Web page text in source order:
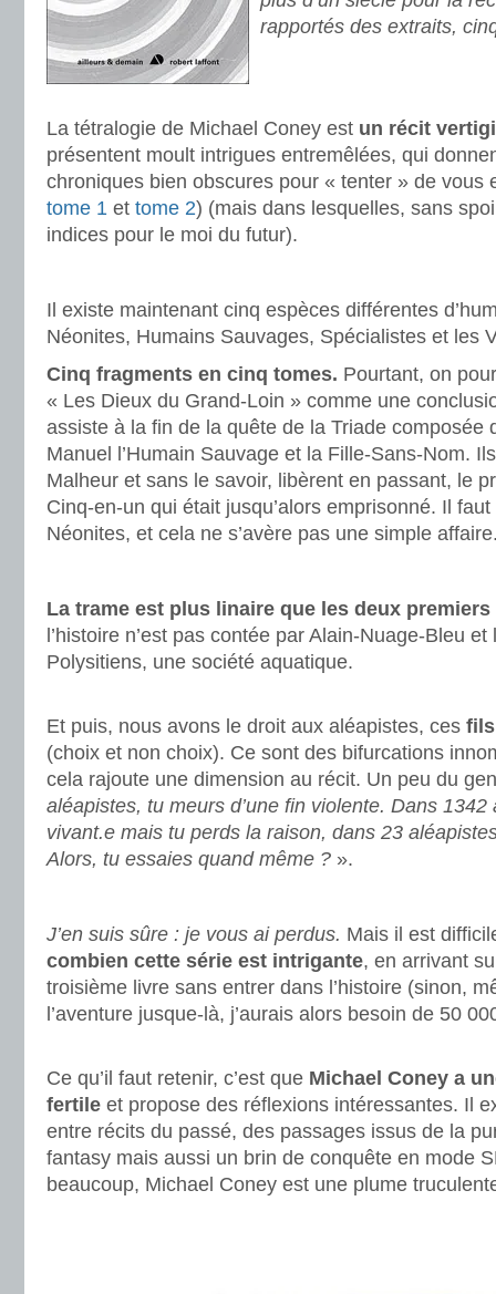
rapportés des extraits,
La tétralogie de Michael Coney est un récit
présentent moult intrigues entremêlées, qui
chroniques bien obscures pour « tenter » de vous
tome 1 et tome 2) (mais dans lesquelles, sans
indices pour le moi du futur).
Il existe maintenant cinq espèces différentes
Néonites, Humains Sauvages, Spécialistes et les
Cinq fragments en cinq tomes. Pourtant, on
« Les Dieux du Grand-Loin » comme une
assiste à la fin de la quête de la Triade composée
Manuel l’Humain Sauvage et la Fille-Sans-Nom.
Malheur et sans le savoir, libèrent en passant, le
Cinq-en-un qui était jusqu’alors emprisonné. Il
Néonites, et cela ne s’avère pas une simple
La trame est plus linaire que les deux
l’histoire n’est pas contée par Alain-Nuage-Bleu
Polysitiens, une société aquatique.
Et puis, nous avons le droit aux aléapistes, ces
(choix et non choix). Ce sont des bifurcations
cela rajoute une dimension au récit. Un peu du
aléapistes, tu meurs d’une fin violente. Dans
vivant.e mais tu perds la raison, dans 23
Alors, tu essaies quand même ? ».
J’en suis sûre : je vous ai perdus. Mais il est
combien cette série est intrigante, en arrivant
troisième livre sans entrer dans l’histoire (sinon,
l’aventure jusque-là, j’aurais alors besoin de 50
Ce qu’il faut retenir, c’est que Michael Coney a
fertile et propose des réflexions intéressantes. Il
entre récits du passé, des passages issus de la
fantasy mais aussi un brin de conquête en mode
beaucoup, Michael Coney est une plume